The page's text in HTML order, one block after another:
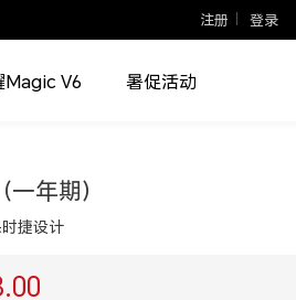
注册 登录
Magic V6 暑促活动
年期）
捷设计